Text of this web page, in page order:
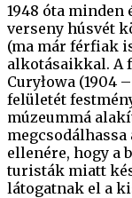
1948 óta minden
verseny húsvét
(ma már férfiak
alkotásaikkal. A
Curyłowa (1904
felületét
múzeummá
ellenére, hogy a
turisták miatt
látogatnak el a